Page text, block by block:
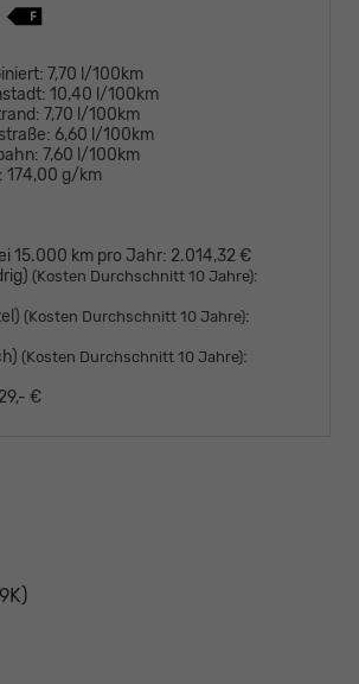
7,70 l/100km
10,40 l/100km
7,70 l/100km
6,60 l/100km
7,60 l/100km
174,00 g/km
15.000 km pro Jahr: 2.014,32 €
(Kosten Durchschnitt 10 Jahre):
(Kosten Durchschnitt 10 Jahre):
(Kosten Durchschnitt 10 Jahre):
€